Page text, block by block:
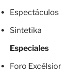
Espectáculos
Sintetika
Especiales
Foro Excélsior